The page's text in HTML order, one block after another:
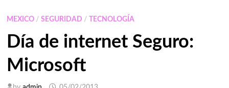
MEXICO/ SEGURIDAD / TECNOLOGÍA
Día de internet Seguro:
Microsoft